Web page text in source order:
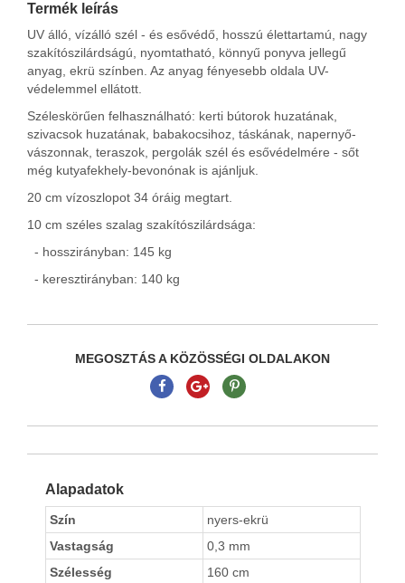
Termék leírás
UV álló, vízálló szél - és esővédő, hosszú élettartamú, nagy
szakítószilárdságú, nyomtatható, könnyű ponyva jellegű
anyag, ekrü színben. Az anyag fényesebb oldala UV-
védelemmel ellátott.
Széleskörűen felhasználható: kerti bútorok huzatának,
szivacsok huzatának, babakocsihoz, táskának, napernyő-
vászonnak, teraszok, pergolák szél és esővédelmére - sőt
még kutyafekhely-bevonónak is ajánljuk.
20 cm vízoszlopot 34 óráig megtart.
10 cm széles szalag szakítószilárdsága:
- hosszirányban: 145 kg
- keresztirányban: 140 kg
MEGOSZTÁS A KÖZÖSSÉGI OLDALAKON
Alapadatok
Szín
nyers-ekrü
Vastagság
0,3 mm
Szélesség
160 cm